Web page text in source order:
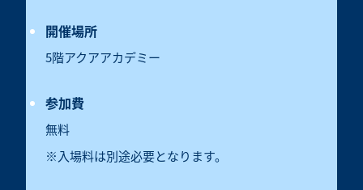
開催場所
5階アクアアカデミー
参加費
無料
※入場料は別途必要となります。